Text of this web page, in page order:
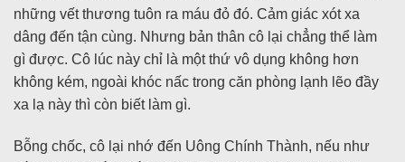
những vết thương tuôn ra máu đỏ đó. Cảm giác xót xa
dâng đến tận cùng. Nhưng bản thân cô lại chẳng thể làm
gì được. Cô lúc này chỉ là một thứ vô dụng không hơn
không kém, ngoài khóc nấc trong căn phòng lạnh lẽo đầy
xa lạ này thì còn biết làm gì.
Bỗng chốc, cô lại nhớ đến Uông Chính Thành, nếu như